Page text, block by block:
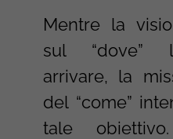
Mentre la
sul “dove”
arrivare, la
del “come”
tale